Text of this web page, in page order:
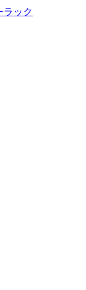
ラック